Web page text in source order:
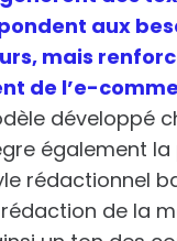
aux
mais
de l’e-
développé
également
rédactionnel
de la